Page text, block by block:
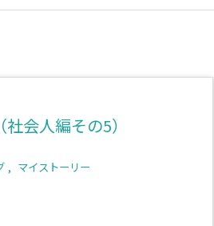
会人編その5）
, マイストーリー